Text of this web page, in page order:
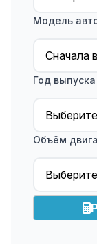
Модель
Год выпуска
Объём